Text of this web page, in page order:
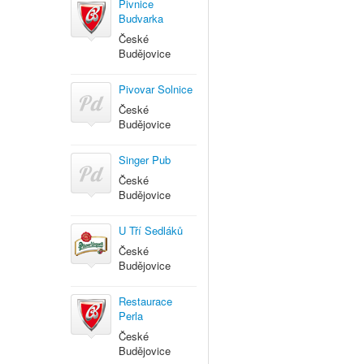
Pivnice
Budvarka
České
Budějovice
Pivovar Solnice
České
Budějovice
Singer Pub
České
Budějovice
U Tří Sedláků
České
Budějovice
Restaurace
Perla
České
Budějovice